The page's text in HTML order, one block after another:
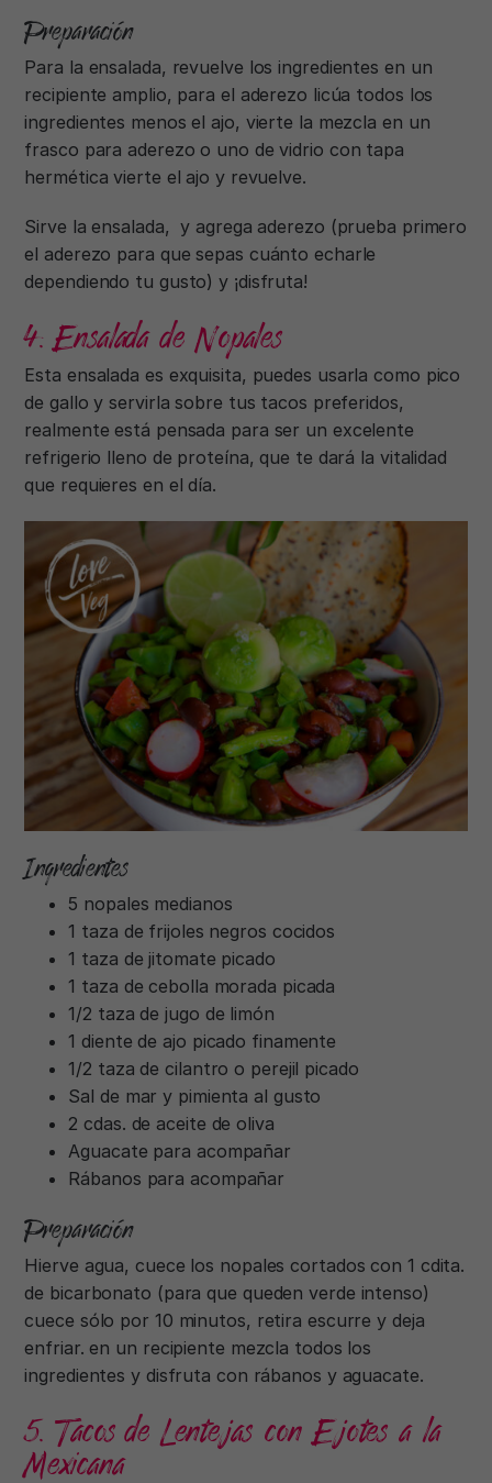
Preparación
Para la ensalada, revuelve los ingredientes en un
recipiente amplio, para el aderezo licúa todos los
ingredientes menos el ajo, vierte la mezcla en un
frasco para aderezo o uno de vidrio con tapa
hermética vierte el ajo y revuelve.
Sirve la ensalada, y agrega aderezo (prueba primero
el aderezo para que sepas cuánto echarle
dependiendo tu gusto) y ¡disfruta!
4. Ensalada de Nopales
Esta ensalada es exquisita, puedes usarla como pico
de gallo y servirla sobre tus tacos preferidos,
realmente está pensada para ser un excelente
refrigerio lleno de proteína, que te dará la vitalidad
que requieres en el día.
Ingredientes
5 nopales medianos
1 taza de frijoles negros cocidos
1 taza de jitomate picado
1 taza de cebolla morada picada
1/2 taza de jugo de limón
1 diente de ajo picado finamente
1/2 taza de cilantro o perejil picado
Sal de mar y pimienta al gusto
2 cdas. de aceite de oliva
Aguacate para acompañar
Rábanos para acompañar
Preparación
Hierve agua, cuece los nopales cortados con 1 cdita.
de bicarbonato (para que queden verde intenso)
cuece sólo por 10 minutos, retira escurre y deja
enfriar. en un recipiente mezcla todos los
ingredientes y disfruta con rábanos y aguacate.
5. Tacos de Lentejas con Ejotes a la
Mexicana